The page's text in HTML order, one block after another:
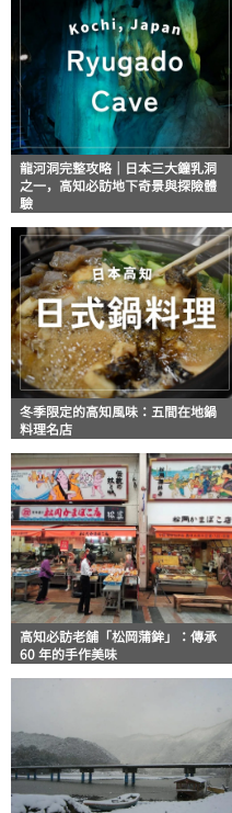
龍河洞完整攻略｜日本三大鐘乳洞
之一，高知必訪地下奇景與探險體
驗
冬季限定的高知風味：五間在地鍋
料理名店
高知必訪老舖「松岡蒲鉾」：傳承
60 年的手作美味